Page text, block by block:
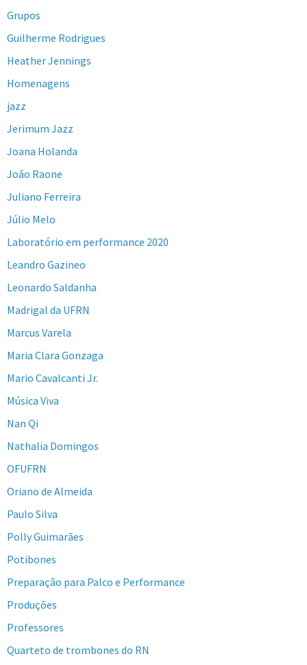
Grupos
Guilherme Rodrigues
Heather Jennings
Homenagens
jazz
Jerimum Jazz
Joana Holanda
João Raone
Juliano Ferreira
Júlio Melo
Laboratório em performance 2020
Leandro Gazineo
Leonardo Saldanha
Madrigal da UFRN
Marcus Varela
Maria Clara Gonzaga
Mario Cavalcanti Jr.
Música Viva
Nan Qi
Nathalia Domingos
OFUFRN
Oriano de Almeida
Paulo Silva
Polly Guimarães
Potibones
Preparação para Palco e Performance
Produções
Professores
Quarteto de trombones do RN